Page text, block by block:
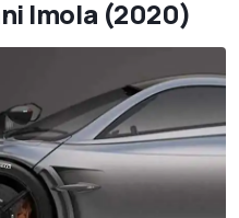
Imola (2020)